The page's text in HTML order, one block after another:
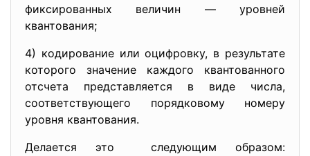
фиксированных величин — уровней
квантования;
4) кодирование или оцифровку, в результате
которого значение каждого квантованного
отсчета представляется в виде числа,
соответствующего порядковому номеру
уровня квантования.
Делается это следующим образом: